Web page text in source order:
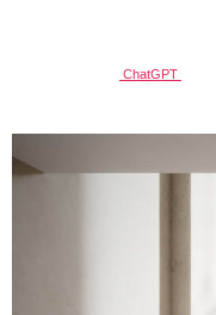
ChatGPT